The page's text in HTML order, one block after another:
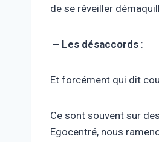
de se réveiller
– Les désaccords :
Et forcément qui dit
Ce sont souvent sur
Egocentré, nous